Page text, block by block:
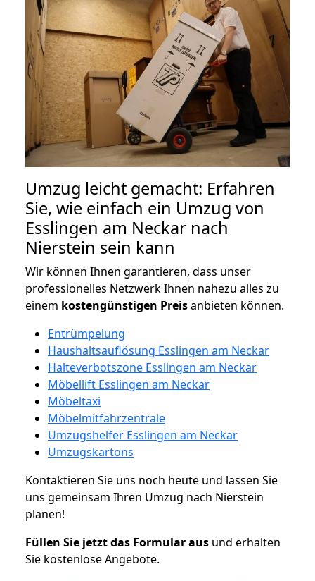
Umzug leicht gemacht: Erfahren
Sie, wie einfach ein Umzug von
Esslingen am Neckar nach
Nierstein sein kann
Wir können Ihnen garantieren, dass unser
professionelles Netzwerk Ihnen nahezu alles zu
einem kostengünstigen Preisanbieten können.
Entrümpelung
Haushaltsauflösung Esslingen am Neckar
Halteverbotszone Esslingen am Neckar
Möbellift Esslingen am Neckar
Möbeltaxi
Möbelmitfahrzentrale
Umzugshelfer Esslingen am Neckar
Umzugskartons
Kontaktieren Sie uns noch heute und lassen Sie
uns gemeinsam Ihren Umzug nach Nierstein
planen!
Füllen Sie jetzt das Formular aus und erhalten
Sie kostenlose Angebote.